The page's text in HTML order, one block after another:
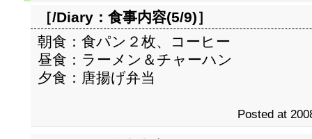
［/Diary： 食事内容(5/9)］
朝食：食パン２枚、コーヒー
昼食：ラーメン＆チャーハン
夕食：唐揚げ弁当
Posted at